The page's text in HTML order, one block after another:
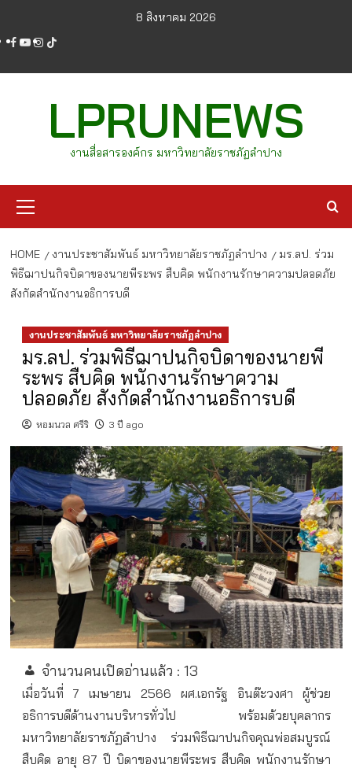
content
8 สิงหาคม 2026
facebook
youtube
instagram
tiktok
LPRUNEWS
งานสื่อสารองค์กร มหาวิทยาลัยราชภัฏลำปาง
Menu
HOME งานประชาสัมพันธ์ มหาวิทยาลัยราชภัฏลำปาง
มร.ลป. ร่วม
พิธีฌาปนกิจบิดาของนายพีระพร สืบคิด พนักงานรักษาความปลอดภัย
สังกัดสำนักงานอธิการบดี
งานประชาสัมพันธ์ มหาวิทยาลัยราชภัฏลำปาง
มร.ลป. ร่วมพิธีฌาปนกิจบิดาของนายพี
ระพร สืบคิด พนักงานรักษาความ
ปลอดภัย สังกัดสำนักงานอธิการบดี
หอมนวล ศรีริ 3 ปี ago
จำนวนคนเปิดอ่านแล้ว : 13
เมื่อวันที่ 7 เมษายน 2566 ผศ.เอกรัฐ อินต๊ะวงศา ผู้ช่วย
อธิการบดีด้านงานบริหารทั่วไป พร้อมด้วยบุคลากร
มหาวิทยาลัยราชภัฏลำปาง ร่วมพิธีฌาปนกิจคุณพ่อสมบูรณ์
สืบคิด อายุ 87 ปี บิดาของนายพีระพร สืบคิด พนักงานรักษา